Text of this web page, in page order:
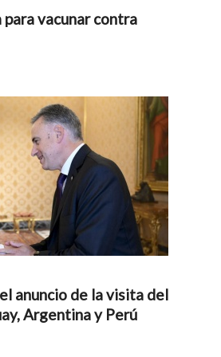
vacunar contra
anuncio de la visita del
Argentina y Perú